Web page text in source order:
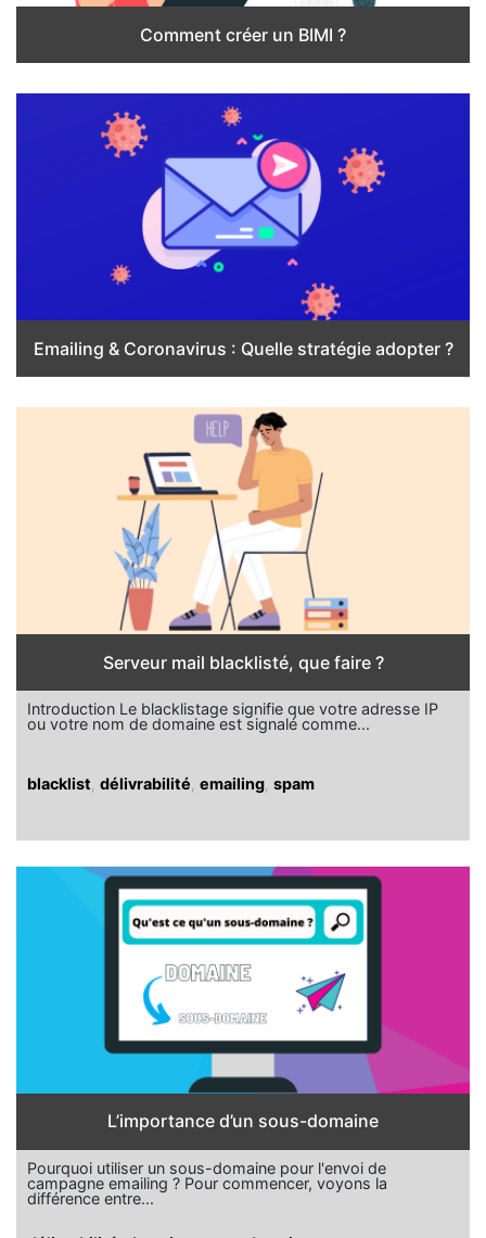
Comment créer un BIMI ?
Emailing & Coronavirus : Quelle stratégie adopter ?
Serveur mail blacklisté, que faire ?
Introduction Le blacklistage signifie que votre adresse IP
ou votre nom de domaine est signalé comme...
blacklist délivrabilité emailing spam
L’importance d’un sous-domaine
Pourquoi utiliser un sous-domaine pour l'envoi de
campagne emailing ? Pour commencer, voyons la
différence entre...